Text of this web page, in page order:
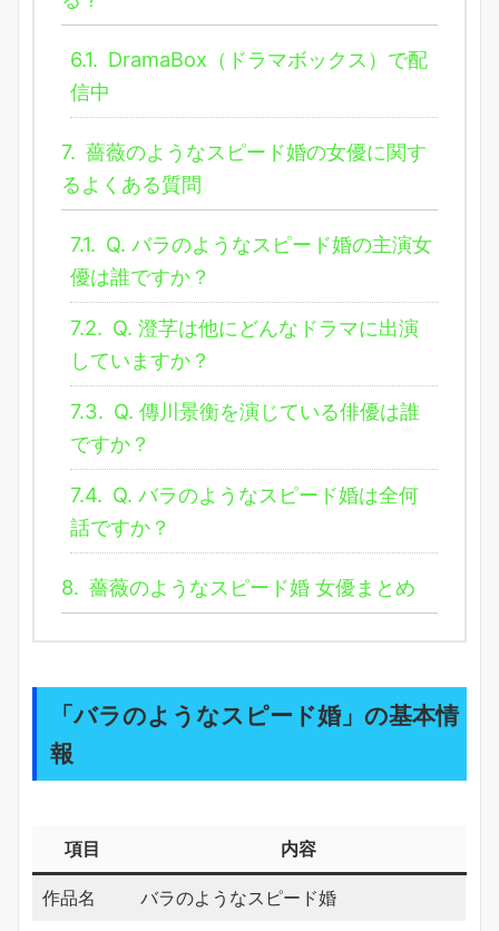
6.1. DramaBox（ドラマボックス）で配
信中
7. 薔薇のようなスピード婚の女優に関す
るよくある質問
7.1. Q. バラのようなスピード婚の主演女
優は誰ですか？
7.2. Q. 澄芓は他にどんなドラマに出演
していますか？
7.3. Q. 傳川景衡を演じている俳優は誰
ですか？
7.4. Q. バラのようなスピード婚は全何
話ですか？
8. 薔薇のようなスピード婚 女優まとめ
「バラのようなスピード婚」の基本情
報
項目 内容
作品名 バラのようなスピード婚